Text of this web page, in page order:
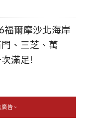
福爾摩沙北海岸
、三芝、萬
滿足!
告~